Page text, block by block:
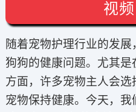
视
随着宠物护理行业的发
狗狗的健康问题。尤其
方面，许多宠物主人会
宠物保持健康。今天，